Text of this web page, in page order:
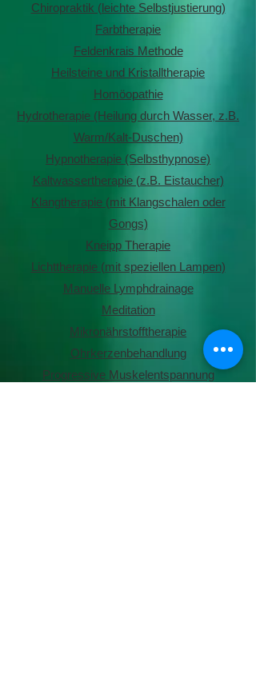
Chiropraktik (leichte Selbstjustierung)
Farbtherapie
Feldenkrais Methode
Heilsteine und Kristalltherapie
Homöopathie
Hydrotherapie (Heilung durch Wasser, z.B.
Warm/Kalt-Duschen)
Hypnotherapie (Selbsthypnose)
Kaltwassertherapie (z.B. Eistaucher)
Klangtherapie (mit Klangschalen oder
Gongs)
Kneipp Therapie
Lichttherapie (mit speziellen Lampen)
Manuelle Lymphdrainage
Meditation
Mikronährstofftherapie
Ohrkerzenbehandlung
Progressive Muskelentspannung